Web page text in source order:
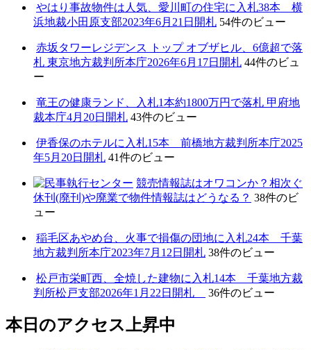
やはり事故物件は人気、愛川町の住宅に入札38本 横
浜地裁小田原支部2023年6月21日開札 54件のビュー
赤坂タワーレジデンス トップ オブザヒル、6億超で落
札 東京地方裁判所本庁2026年6月17日開札 44件のビュ
ー
竜王の健康ランド、入札1本約1800万円で落札 甲府地
裁本庁4月20日開札 43件のビュー
伊香保のホテルに入札15本 前橋地方裁判所本庁2025
年5月20日開札 41件のビュー
競売情報誌はオワコンか？相次ぐ
休刊(廃刊)や廃業で物件情報誌はどうなる？ 38件のビ
ュー
稲毛区あやめ台、火事で損傷の団地に入札24本 千葉
地方裁判所本庁2023年7月12日開札 38件のビュー
松戸市栄町西、全焼した建物に入札14本 千葉地方裁
判所松戸支部2026年1月22日開札
36件のビュー
本日のアクセス上昇中